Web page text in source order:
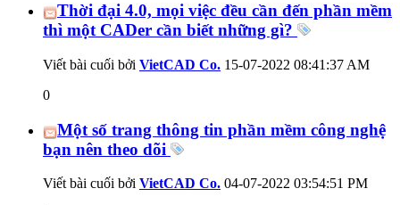
Thời đại 4.0, mọi việc đều cần đến phần mềm
thì một CADer cần biết những gì?
Viết bài cuối bởi VietCAD Co. 15-07-2022 08:41:37 AM
0
Một số trang thông tin phần mềm công nghệ
bạn nên theo dõi
Viết bài cuối bởi VietCAD Co. 04-07-2022 03:54:51 PM